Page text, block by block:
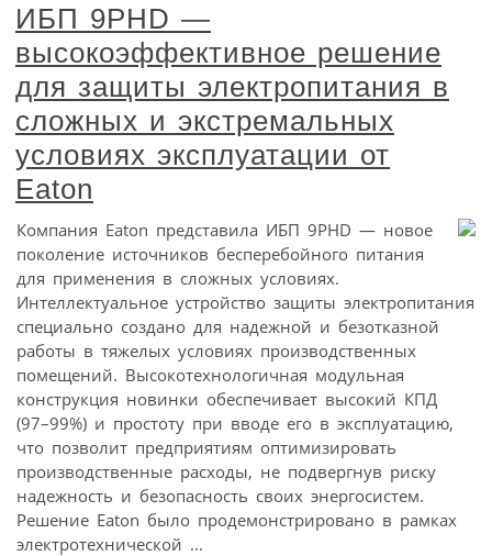
ИБП 9PHD —
высокоэффективное решение
для защиты электропитания в
сложных и экстремальных
условиях эксплуатации от
Eaton
Компания Eaton представила ИБП 9PHD — новое
поколение источников бесперебойного питания
для применения в сложных условиях.
Интеллектуальное устройство защиты электропитания
специально создано для надежной и безотказной
работы в тяжелых условиях производственных
помещений. Высокотехнологичная модульная
конструкция новинки обеспечивает высокий КПД
(97–99%) и простоту при вводе его в эксплуатацию,
что позволит предприятиям оптимизировать
производственные расходы, не подвергнув риску
надежность и безопасность своих энергосистем.
Решение Eaton было продемонстрировано в рамках
электротехнической ...